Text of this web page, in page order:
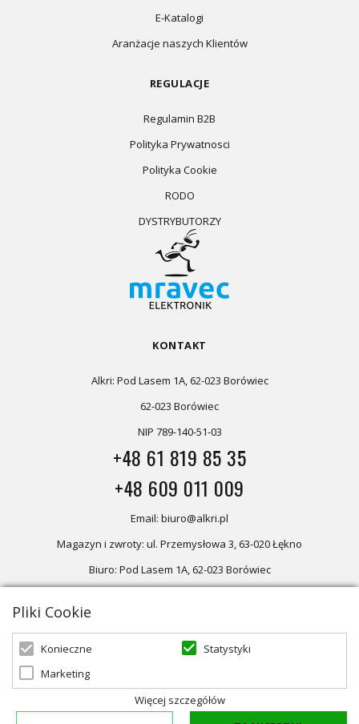
E-Katalogi
Aranżacje naszych Klientów
REGULACJE
Regulamin B2B
Polityka Prywatnosci
Polityka Cookie
RODO
DYSTRYBUTORZY
KONTAKT
Alkri: Pod Lasem 1A, 62-023 Borówiec
62-023 Borówiec
NIP 789-140-51-03
+48 61 819 85 35
+48 609 011 009
Email: biuro@alkri.pl
Magazyn i zwroty: ul. Przemysłowa 3, 63-020 Łękno
Biuro: Pod Lasem 1A, 62-023 Borówiec
Oferta skierowana dla firm, w przypadku zakupów detalicznych
Pliki Cookie
Konieczne
Statystyki
Marketing
Więcej szczegółów
© 2026 ALKRI | Powered byzentoshop